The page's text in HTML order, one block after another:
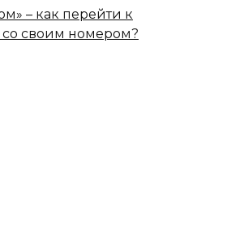
– как перейти к
со своим номером?